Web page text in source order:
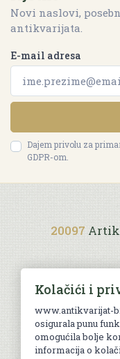
Novi naslovi,
antikvarijata.
E-mail adresa
Dajem privolu za
GDPR-om.
20097
Kolačići i
www.antikvarijat-
osigurala punu
omogućila bolje
informacija o